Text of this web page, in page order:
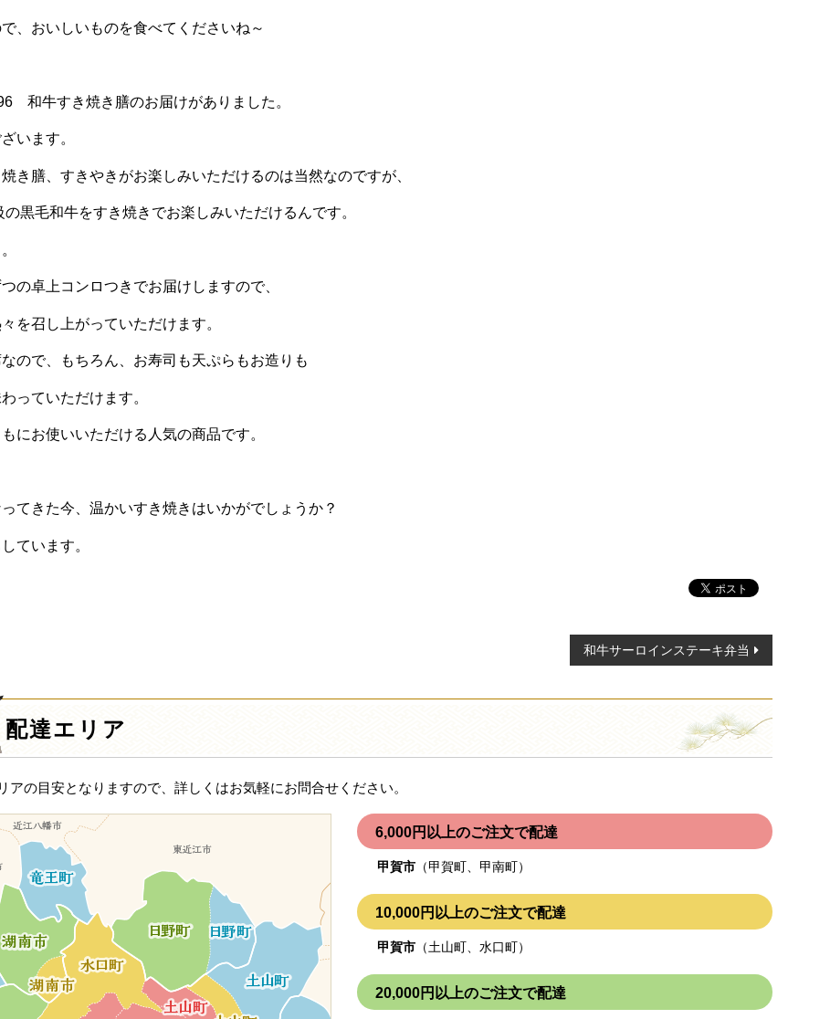
、おいしいものを食べてくださいね～
和牛すき焼き膳のお届けがありました。
います。
き膳、すきやきがお楽しみいただけるのは当然なのですが、
黒毛和牛をすき焼きでお楽しみいただけるんです。
の卓上コンロつきでお届けしますので、
を召し上がっていただけます。
ので、もちろん、お寿司も天ぷらもお造りも
っていただけます。
にお使いいただける人気の商品です。
てきた今、温かいすき焼きはいかがでしょうか？
ています。
和牛サーロインステーキ弁当
配達エリア
アの目安となりますので、詳しくはお気軽にお問合せください。
6,000円以上のご注文で配達
甲賀市 （甲賀町、甲南町）
10,000円以上のご注文で配達
甲賀市 （土山町、水口町）
20,000円以上のご注文で配達